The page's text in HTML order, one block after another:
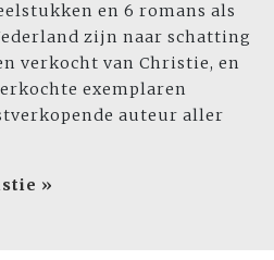
en 6 romans als
zijn naar schatting
verkocht van Christie, en
exemplaren
auteur aller
»